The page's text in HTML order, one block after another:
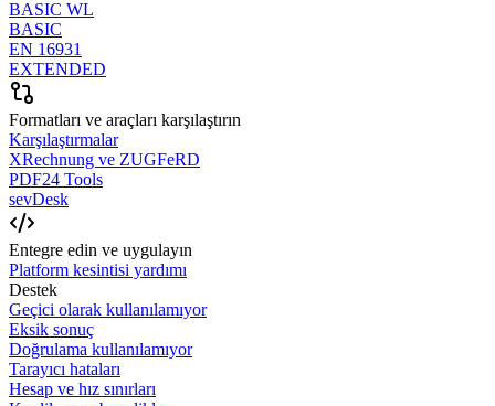
BASIC WL
BASIC
EN 16931
EXTENDED
Formatları ve araçları karşılaştırın
Karşılaştırmalar
XRechnung ve ZUGFeRD
PDF24 Tools
sevDesk
Entegre edin ve uygulayın
Platform kesintisi yardımı
Destek
Geçici olarak kullanılamıyor
Eksik sonuç
Doğrulama kullanılamıyor
Tarayıcı hataları
Hesap ve hız sınırları